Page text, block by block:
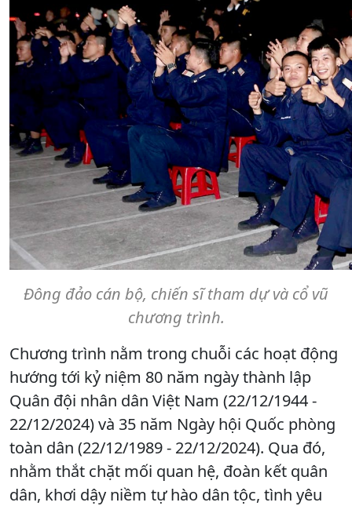
Đông đảo cán bộ, chiến sĩ tham dự và cổ vũ
chương trình.
Chương trình nằm trong chuỗi các hoạt động
hướng tới kỷ niệm 80 năm ngày thành lập
Quân đội nhân dân Việt Nam (22/12/1944 -
22/12/2024) và 35 năm Ngày hội Quốc phòng
toàn dân (22/12/1989 - 22/12/2024). Qua đó,
nhằm thắt chặt mối quan hệ, đoàn kết quân
dân, khơi dậy niềm tự hào dân tộc, tình yêu